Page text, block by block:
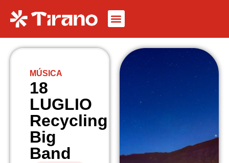
MÚSICA
18
LUGLIO
Recycling
Big
Band